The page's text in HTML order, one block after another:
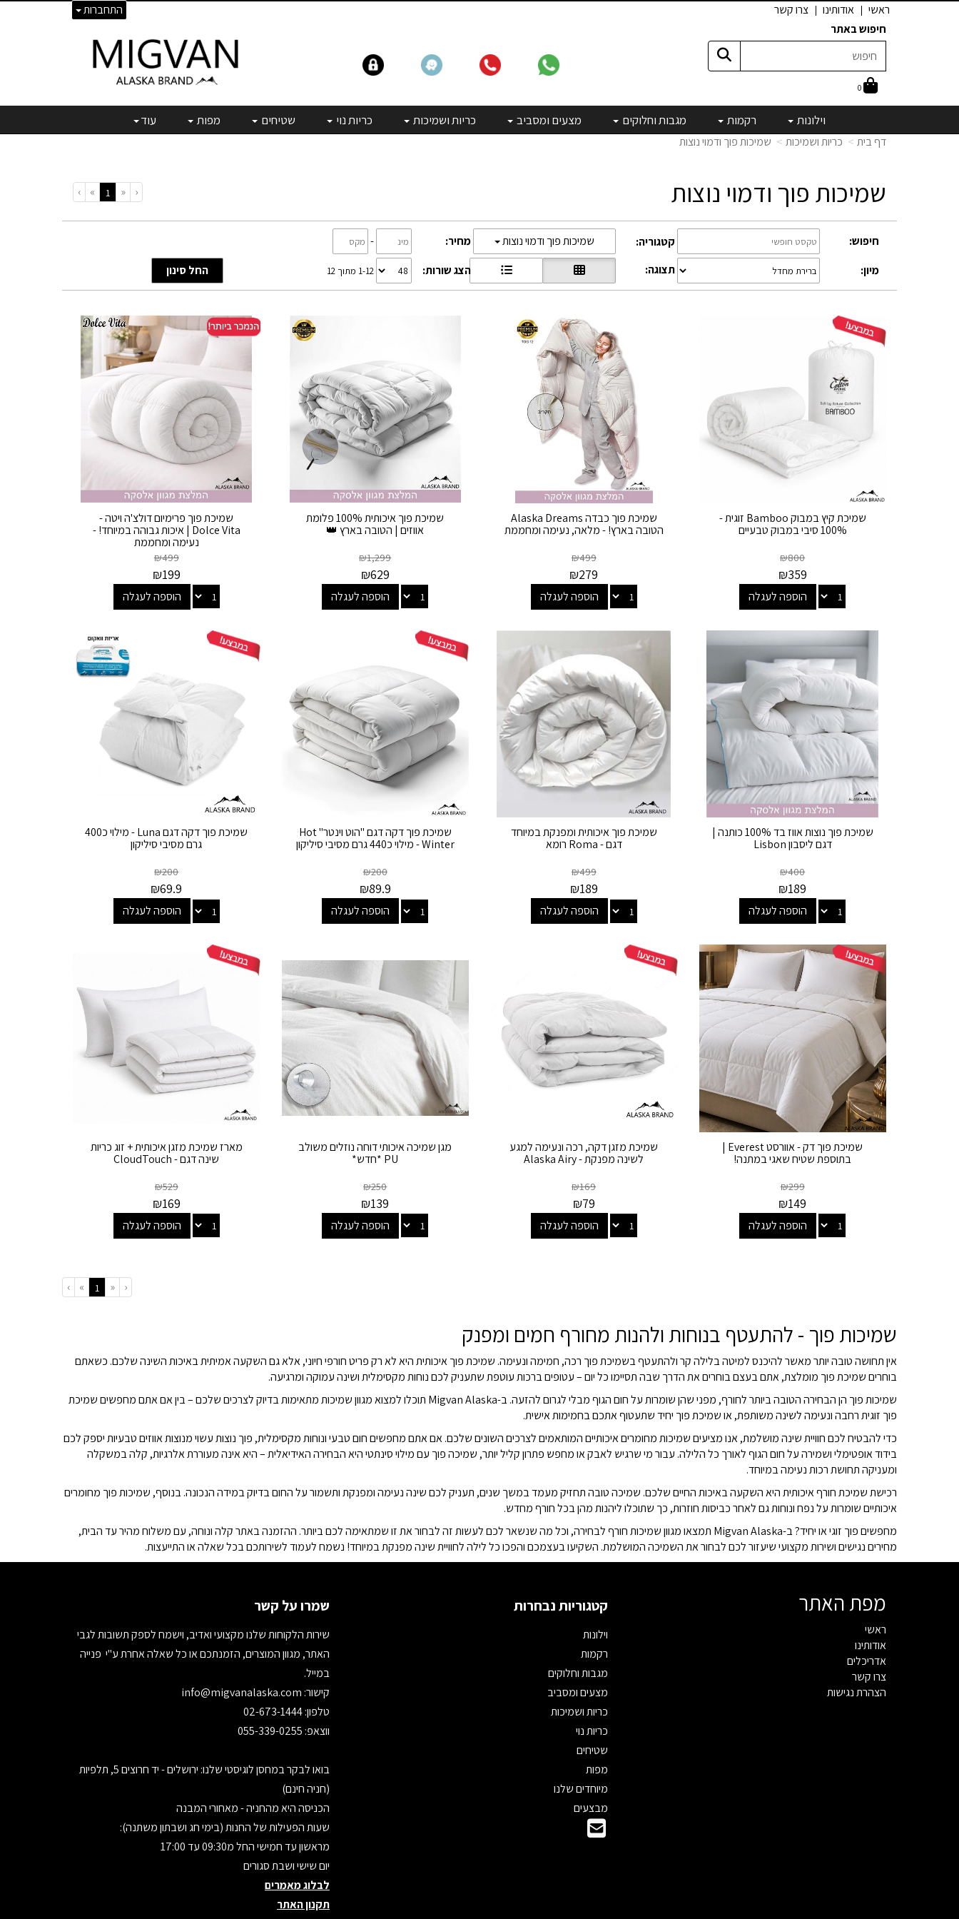
התחברות ראשי אודותינו
צרו קשר
חיפוש באתר
0
וילונות רקמות מגבות וחלוקים מצעים ומסביב כריות ושמיכות כריות נוי שטיחים מפות עוד
דף בית כריות ושמיכות שמיכות פוך ודמוי נוצות
שמיכות פוך ודמוי נוצות ‹
«
1
»
›
חיפוש: קטגוריה: שמיכות פוך ודמוי נוצות מחיר:
-
מיון:
תצוגה: הצג שורות: 1-12 מתוך 12
שמיכת קיץ במבוק Bamboo זוגית -
100% סיבי במבוק טבעיים
₪800
₪359
הוספה לעגלה
שמיכת פוך כבדה Alaska Dreams
הטובה בארץ! - מלאה, נעימה ומחממת
₪499
₪279
הוספה לעגלה
שמיכת פוך איכותית 100% פלומת
אווזים | הטובה בארץ 👑
₪1,299
₪629
הוספה לעגלה
שמיכת פוך פרימיום דולצ'ה ויטה -
Dolce Vita | איכות גבוהה במיוחד! -
נעימה ומחממת
₪499
₪199
הוספה לעגלה
שמיכת פוך נוצות אווז בד 100% כותנה |
דגם ליסבון Lisbon
₪400
₪189
הוספה לעגלה
שמיכת פוך איכותית ומפנקת במיוחד
דגם - Roma רומא
₪499
₪189
הוספה לעגלה
שמיכת פוך דקה דגם "הוט וינטר" Hot
Winter - מילוי כ440 גרם מסיבי סיליקון
₪200
₪89.9
הוספה לעגלה
שמיכת פוך דקה דגם Luna - מילוי כ400
גרם מסיבי סיליקון
₪200
₪69.9
הוספה לעגלה
שמיכת פוך דק - אוורסט Everest |
בתוספת שטיח שאגי במתנה!
₪299
₪149
הוספה לעגלה
שמיכת מזגן דקה, רכה ונעימה למגע
לשינה מפנקת - Alaska Airy
₪169
₪79
הוספה לעגלה
מגן שמיכה איכותי דוחה נוזלים משולב
PU *חדש*
₪250
₪139
הוספה לעגלה
מארז שמיכת מזגן איכותית + זוג כריות
שינה דגם - CloudTouch
₪529
₪169
הוספה לעגלה
‹
«
1
»
›
שמיכות פוך - להתעטף בנוחות ולהנות מחורף חמים ומפנק
אין תחושה טובה יותר מאשר להיכנס למיטה בלילה קר ולהתעטף בשמיכת פוך רכה, חמימה ונעימה. שמיכת פוך איכותית היא לא רק פריט חורפי חיוני, אלא גם השקעה אמיתית באיכות השינה שלכם. כשאתם
בוחרים שמיכת פוך מומלצת, אתם בעצם בוחרים את הדרך שבה תסיימו כל יום – עטופים ברכות עוטפת שתעניק לכם נוחות מקסימלית ושינה עמוקה ומרגיעה.
שמיכות פוך הן הבחירה הטובה ביותר לחורף, מפני שהן שומרות על חום הגוף מבלי לגרום להזעה. ב-Migvan Alaska תוכלו למצוא מגוון שמיכות מתאימות בדיוק לצרכים שלכם – בין אם אתם מחפשים שמיכת
פוך זוגית רחבה ונעימה לשינה משותפת, או שמיכת פוך יחיד שתעטוף אתכם בחמימות אישית.
כדי להבטיח לכם חוויית שינה מושלמת, אנו מציעים שמיכות מחומרים איכותיים המותאמים לצרכים השונים שלכם. אם אתם מחפשים חום טבעי ונוחות מקסימלית, פוך נוצות עשוי מנוצות אווזים טבעיות יספק לכם
בידוד אופטימלי ושמירה על חום הגוף לאורך כל הלילה. עבור מי שרגיש לאבק או מחפש פתרון קליל יותר, שמיכה פוך עם מילוי סינתטי היא הבחירה האידיאלית – היא אינה מעוררת אלרגיות, קלה במשקלה
ומעניקה תחושת רכות נעימה במיוחד.
רכישת שמיכת חורף איכותית היא השקעה באיכות החיים שלכם. שמיכה טובה תחזיק מעמד במשך שנים, תעניק לכם שינה נעימה ומפנקת ותשמור על החום בדיוק במידה הנכונה. בנוסף, שמיכות פוך מחומרים
איכותיים שומרות על נפח ונוחות גם לאחר כביסות חוזרות, כך שתוכלו ליהנות מהן בכל חורף מחדש.
מחפשים פוך זוגי או יחיד? ב-Migvan Alaska תמצאו מגוון שמיכות חורף לבחירה, וכל מה שנשאר לכם לעשות זה לבחור את זו שמתאימה לכם ביותר. ההזמנה באתר קלה ונוחה, עם משלוח מהיר עד הבית,
מחירים נגישים ושירות מקצועי שיעזור לכם לבחור את השמיכה המושלמת. השקיעו בעצמכם והפכו כל לילה לחוויית שינה מפנקת במיוחד! נשמח לעמוד לשירותכם בכל שאלה או התייעצות.
מפת האתר
ראשי
אודותינו
אדריכלים
צרו קשר
הצהרת נגישות
קטגוריות נבחרות
וילונות
רקמות
מגבות וחלוקים
מצעים ומסביב
כריות ושמיכות
כריות נוי
שטיחים
מפות
מיוחדים שלנו
מבצעים
שמרו על קשר
שירות הלקוחות שלנו מקצועי ואדיב, וישמח לספק תשובות לגבי
האתר, מגוון המוצרים, הזמנתכם או כל שאלה אחרת ע"י פנייה
במייל.
קישור:
טלפון: 02-673-1444
ווצאפ: 055-339-0255
בואו לבקר במחסן לוגיסטי שלנו: ירושלים - יד חרוצים 5, תלפיות
(חניה חינם)
הכניסה היא מהחניה - מאחורי המבנה
שעות הפעילות של החנות (בימי חג ושבתון משתנה):
מראשון עד חמישי החל מ09:30 עד 17:00
יום שישי ושבת סגורים
לבלוג מאמרים
תקנון האתר